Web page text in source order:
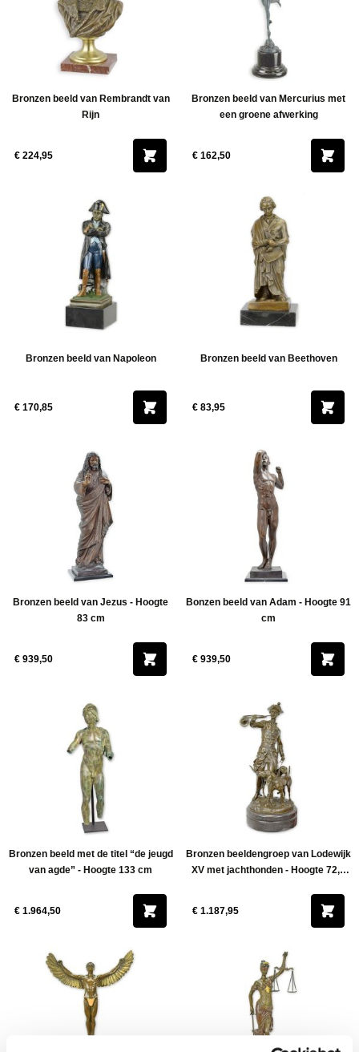
Bronzen beeld van Rembrandt van
Rijn
€ 224,95
Bronzen beeld van Mercurius met
een groene afwerking
€ 162,50
Bronzen beeld van Napoleon
€ 170,85
Bronzen beeld van Beethoven
€ 83,95
Bronzen beeld van Jezus - Hoogte
83 cm
€ 939,50
Bonzen beeld van Adam - Hoogte 91
cm
€ 939,50
Bronzen beeld met de titel “de jeugd
van agde” - Hoogte 133 cm
€ 1.964,50
Bronzen beeldengroep van Lodewijk
XV met jachthonden - Hoogte 72,3
€ 1.187,95